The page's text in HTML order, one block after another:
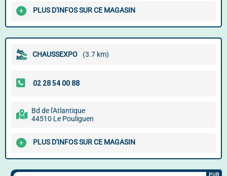
PLUS D'INFOS SUR CE MAGASIN
CHAUSSEXPO (3.7 km)
Bd de l'Atlantique
44510 Le Pouliguen
PLUS D'INFOS SUR CE MAGASIN